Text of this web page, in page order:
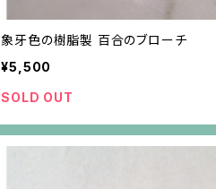
象牙色の樹脂製 百合のブローチ
¥5,500
SOLD OUT